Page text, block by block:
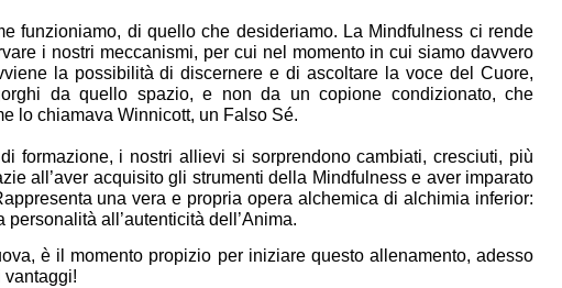
funzioniamo, di quello che desideriamo. La Mindfulness ci rende
i nostri meccanismi, per cui nel momento in cui siamo davvero
la possibilità di discernere e di ascoltare la voce del Cuore,
da quello spazio, e non da un copione condizionato, che
lo chiamava Winnicott, un Falso Sé.
formazione, i nostri allievi si sorprendono cambiati, cresciuti, più
all’aver acquisito gli strumenti della Mindfulness e aver imparato
una vera e propria opera alchemica di alchimia inferior:
all’autenticità dell’Anima.
è il momento propizio per iniziare questo allenamento, adesso
vantaggi!